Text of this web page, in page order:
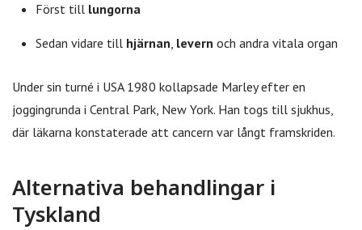
Först till lungorna
Sedan vidare till hjärnan, levern och andra vitala organ
Under sin turné i USA 1980 kollapsade Marley efter en
joggingrunda i Central Park, New York. Han togs till sjukhus,
där läkarna konstaterade att cancern var långt framskriden.
Alternativa behandlingar i
Tyskland